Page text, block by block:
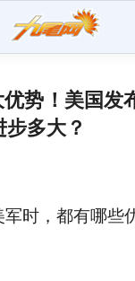
势！美国发
多大？
时，都有哪些